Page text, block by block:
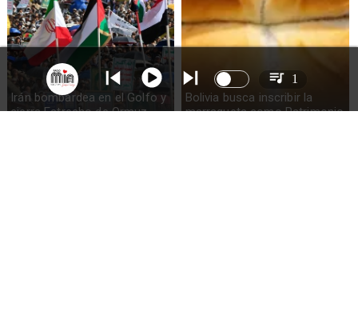
Irán bombardea en el Golfo y
cierra Estrecho de Ormuz
Bolivia busca inscribir la
marraqueta como Patrimonio
1